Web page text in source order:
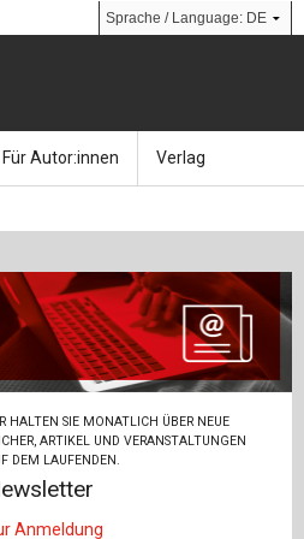
Social Media
Library
Für Autor:innen
Kalender
Zeitschriften
Verlag
So finden Sie uns
bauingenieur24 –
Ingenieurbaupreis
HALTEN SIE MONATLICH ÜBER NEUE
ARTIKEL UND VERANSTALTUNGEN
DEM LAUFENDEN.
Anmeldung